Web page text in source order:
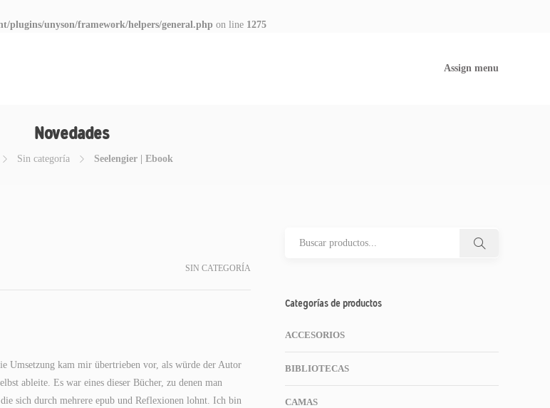
plugins/unyson/framework/helpers/general.php on line 1275
Assign menu
Novedades
Sin categoría Seelengier | Ebook
SIN CATEGORÍA
Umsetzung kam mir übertrieben vor, als würde der Autor
ableite. Es war eines dieser Bücher, zu denen man
sich durch mehrere epub und Reflexionen lohnt. Ich bin
Categorías de productos
ACCESORIOS
BIBLIOTECAS
CAMAS